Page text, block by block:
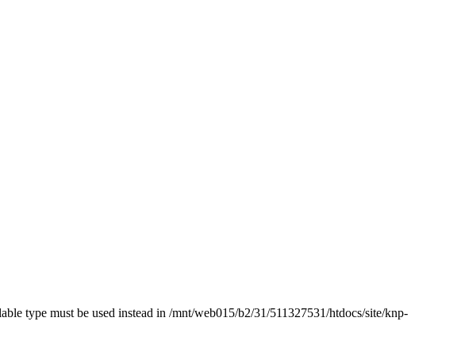
type must be used instead in /mnt/web015/b2/31/511327531/htdocs/site/knp-